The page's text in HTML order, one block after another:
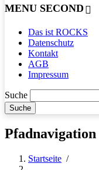
MENU SECOND
Das ist ROCKS
Datenschutz
Kontakt
AGB
Impressum
Suche
Pfadnavigation
Startseite /